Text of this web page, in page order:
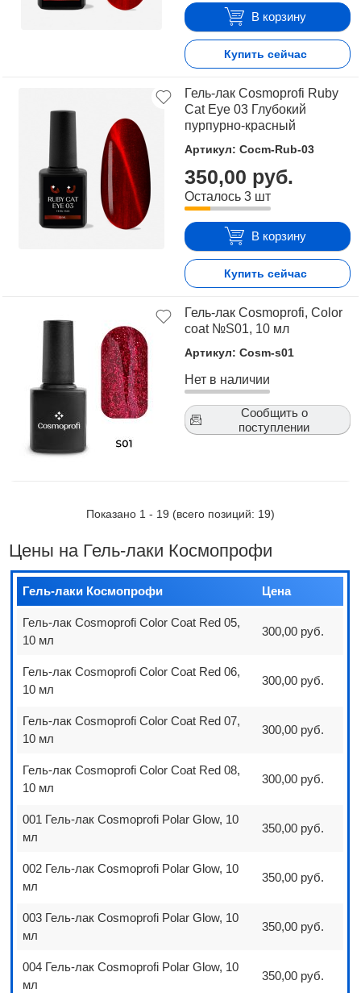
В корзину
Купить сейчас
Гель-лак Cosmoprofi Ruby
Cat Eye 03 Глубокий
пурпурно-красный
Артикул: Cocm-Rub-03
350,00 руб.
Осталось 3 шт
В корзину
Купить сейчас
Гель-лак Cosmoprofi, Color
coat №S01, 10 мл
Артикул: Cosm-s01
Нет в наличии
Сообщить о
поступлении
Показано 1 - 19 (всего позиций: 19)
Цены на Гель-лаки Космопрофи
Гель-лаки Космопрофи Цена
Гель-лак Cosmoprofi Color Coat Red 05,
10 мл
300,00 руб.
Гель-лак Cosmoprofi Color Coat Red 06,
10 мл
300,00 руб.
Гель-лак Cosmoprofi Color Coat Red 07,
10 мл
300,00 руб.
Гель-лак Cosmoprofi Color Coat Red 08,
10 мл
300,00 руб.
001 Гель-лак Cosmoprofi Polar Glow, 10
мл
350,00 руб.
002 Гель-лак Cosmoprofi Polar Glow, 10
мл
350,00 руб.
003 Гель-лак Cosmoprofi Polar Glow, 10
мл
350,00 руб.
004 Гель-лак Cosmoprofi Polar Glow, 10
мл
350,00 руб.